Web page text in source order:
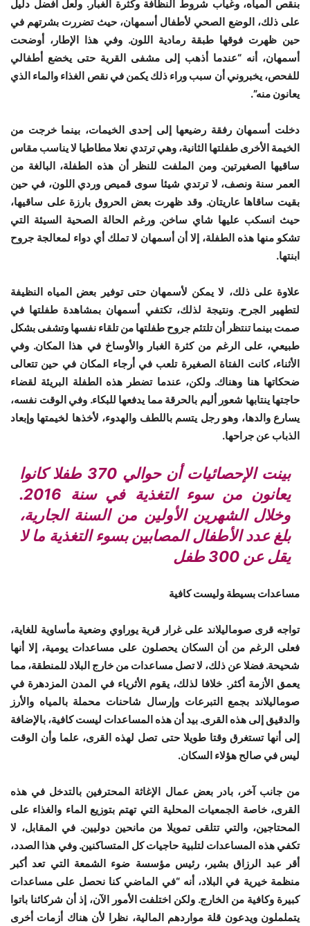
بنقص المياه، وغياب شروط النظافة وكثرة الغبار. ولعل أفضل دليل
على ذلك، الوضع الصحي لأطفال أسمهان، حيث تضررت بشرتهم في
حين ظهرت فوقها طبقة رمادية اللون. وفي هذا الإطار، أوضحت
أسمهان، أنه “عندما أذهب إلى مشفى القرية حتى يخضع أطفالي
للفحص، يخبروني أن سبب وراء ذلك يكمن في نقص الغذاء والماء الذي
يعانون منه”.
دخلت أسمهان رفقة رضيعها إلى إحدى الخيمات، بينما خرجت من
الخيمة الأخرى طفلتها الثانية، وهي ترتدي نعلا مطاطيا لا يناسب مقاس
ساقيها الصغيرتين. ومن الملفت للنظر أن هذه الطفلة، البالغة من
العمر سنة ونصف، لا ترتدي شيئا سوى قميص وردي اللون، في حين
بقيت ساقاها عاريتان. وقد ظهرت بعض الحروق بارزة على ساقيها،
حيث انسكب عليها شاي ساخن. ورغم الحالة الصحية السيئة التي
تشكو منها هذه الطفلة، إلا أن أسمهان لا تملك أي دواء لمعالجة جروح
ابنتها.
علاوة على ذلك، لا يمكن لأسمهان حتى توفير بعض المياه النظيفة
لتطهير الجرح. ونتيجة لذلك، تكتفي أسمهان بمشاهدة طفلتها في
صمت بينما تنتظر أن تلتئم جروح طفلتها من تلقاء نفسها وتشفى بشكل
طبيعي، على الرغم من كثرة الغبار والأوساخ في هذا المكان. وفي
الأثناء، كانت الفتاة الصغيرة تلعب في أرجاء المكان في حين تتعالى
ضحكاتها هنا وهناك. ولكن، عندما تضطر هذه الطفلة البريئة لقضاء
حاجتها ينتابها شعور أليم بالحرقة مما يدفعها للبكاء. وفي الوقت نفسه،
يسارع والدها، وهو رجل يتسم باللطف والهدوء، لأخذها لخيمتها وإبعاد
الذباب عن جراحها.
بينت الإحصائيات أن حوالي 370 طفلا كانوا
يعانون من سوء التغذية في سنة 2016.
وخلال الشهرين الأولين من السنة الجارية،
بلغ عدد الأطفال المصابين بسوء التغذية ما لا
يقل عن 300 طفل
مساعدات بسيطة وليست كافية
تواجه قرى صوماليلاند على غرار قرية يوراوي وضعية مأساوية للغاية،
فعلى الرغم من أن السكان يحصلون على مساعدات يومية، إلا أنها
شحيحة. فضلا عن ذلك، لا تصل مساعدات من خارج البلاد للمنطقة، مما
يعمق الأزمة أكثر. خلافا لذلك، يقوم الأثرياء في المدن المزدهرة في
صوماليلاند بجمع التبرعات وإرسال شاحنات محملة بالمياه والأرز
والدقيق إلى هذه القرى. بيد أن هذه المساعدات ليست كافية، بالإضافة
إلى أنها تستغرق وقتا طويلا حتى تصل لهذه القرى، علما وأن الوقت
ليس في صالح هؤلاء السكان.
من جانب آخر، بادر بعض عمال الإغاثة المحترفين بالتدخل في هذه
القرى، خاصة الجمعيات المحلية التي تهتم بتوزيع الماء والغذاء على
المحتاجين، والتي تتلقى تمويلا من مانحين دوليين. في المقابل، لا
تكفي هذه المساعدات لتلبية حاجيات كل المتساكنين. وفي هذا الصدد،
أقر عبد الرزاق بشير، رئيس مؤسسة ضوء الشمعة التي تعد أكبر
منظمة خيرية في البلاد، أنه “في الماضي كنا نحصل على مساعدات
كبيرة وكافية من الخارج. ولكن اختلفت الأمور الآن، إذ أن شركائنا باتوا
يتململون ويدعون قلة مواردهم المالية، نظرا لأن هناك أزمات أخرى